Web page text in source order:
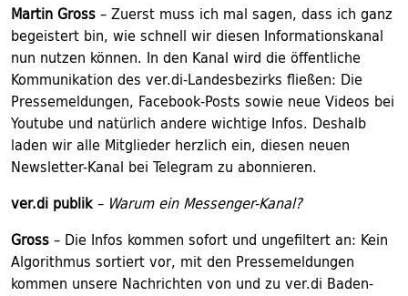
Martin Gross– Zuerst muss ich mal sagen, dass ich ganz
begeistert bin, wie schnell wir diesen Informationskanal
nun nutzen können. In den Kanal wird die öffentliche
Kommunikation des ver.di-Landesbezirks fließen: Die
Pressemeldungen, Facebook-Posts sowie neue Videos bei
Youtube und natürlich andere wichtige Infos. Deshalb
laden wir alle Mitglieder herzlich ein, diesen neuen
Newsletter-Kanal bei Telegram zu abonnieren.
ver.di publik – Warum ein Messenger-Kanal?
Gross– Die Infos kommen sofort und ungefiltert an: Kein
Algorithmus sortiert vor, mit den Pressemeldungen
kommen unsere Nachrichten von und zu ver.di Baden-